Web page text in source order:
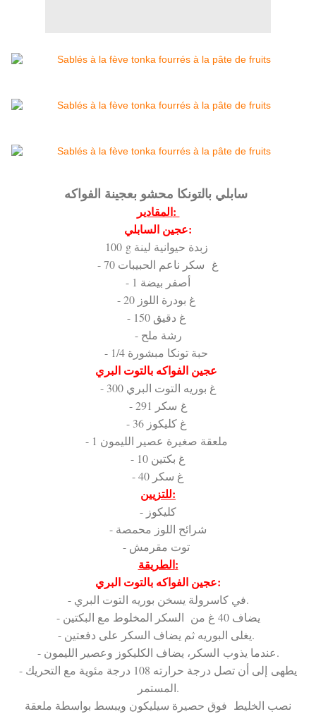
المقادير:
عجين السابلي:
- 70 غ سكر ناعم الحبيبات
- 1 أصفر بيضة
- رشة ملح
- 300 غ بوريه التوت البري
- 291 غ سكر
- 10 غ بكتين
- 40 غ سكر
للتزيين:
- كليكوز
- شرائح اللوز محمصة
الطريقة:
عجين الفواكه بالتوت البري:
- في كاسرولة يسخن بوريه التوت البري.
- يضاف 40 غ من السكر المخلوط مع البكتين
- يغلى البوريه ثم يضاف السكر على دفعتين.
- عندما يذوب السكر، يضاف الكليكوز وعصير الليمون.
- يطهى إلى أن تصل درجة حرارته 108 درجة مئوية مع التحريك
المستمر.
نصب الخليط فوق حصيرة سيليكون ويبسط بواسطة ملعقة